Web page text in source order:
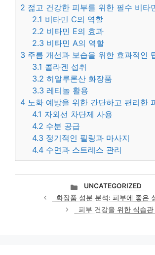
2 젊고 건강한 피부를 위한 필수 비타
2.1 비타민 C의 역할
2.2 비타민 E의 효과
2.3 비타민 A의 역할
3 주름 개선과 보습을 위한 효과적인
3.1 콜라겐 섭취
3.2 히알루론산 화장품
3.3 레티놀 활용
4 노화 예방을 위한 간단하고 편리한
4.1 자외선 차단제 사용
4.2 수분 공급
4.3 정기적인 필링과 마사지
4.4 수면과 스트레스 관리
카
테
고
리
UNCATEGORIZED
화장품 성분 분석: 피부에 좋은
피부 건강을 위한 식습관